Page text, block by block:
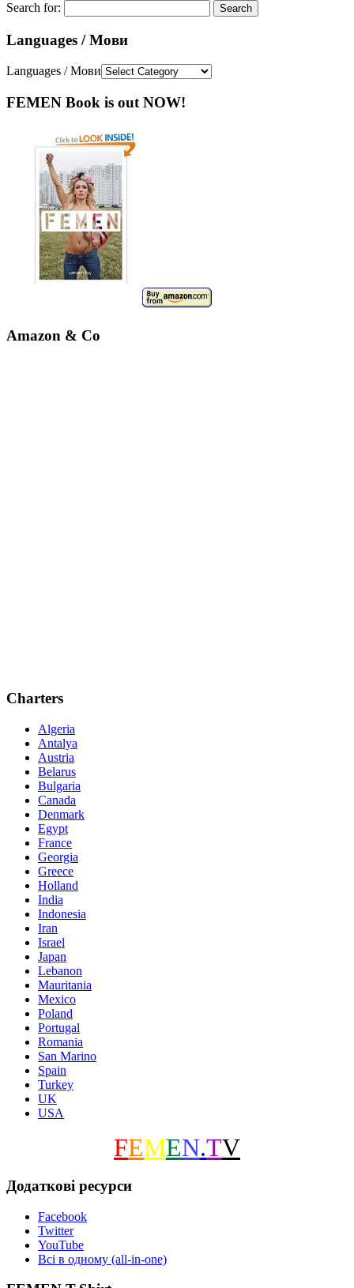
Search for:
Languages / Мови
Languages / Мови
FEMEN Book is out NOW!
Amazon & Co
Charters
Algeria
Antalya
Austria
Belarus
Bulgaria
Canada
Denmark
Egypt
France
Georgia
Greece
Holland
India
Indonesia
Iran
Israel
Japan
Lebanon
Mauritania
Mexico
Poland
Portugal
Romania
San Marino
Spain
Turkey
UK
USA
FEMEN.TV
Додаткові ресурси
Facebook
Twitter
YouTube
Всі в одному (all-in-one)